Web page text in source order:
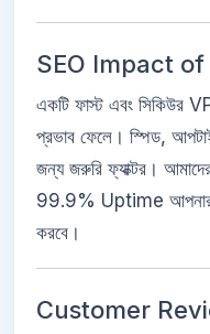
SEO Impact
একটি ফাস্ট এবং সিকিউর
প্রভাব ফেলে। স্পিড,
জন্য জরুরি ফ্যাক্টর।
99.9% Uptime আপনার
করবে।
Customer